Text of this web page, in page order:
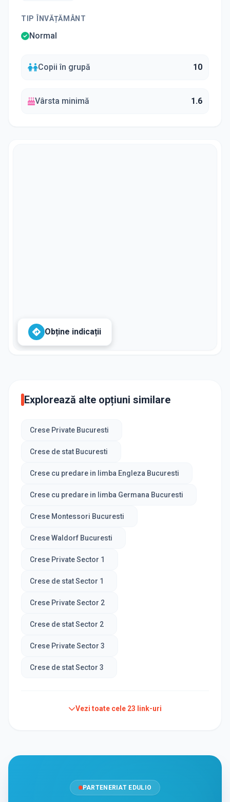
TIP ÎNVĂȚĂMÂNT
Normal
Copii în grupă 10
Vârsta minimă 1.6
Obține indicații
Explorează alte opțiuni similare
Crese Private Bucuresti
Crese de stat Bucuresti
Crese cu predare in limba Engleza Bucuresti
Crese cu predare in limba Germana Bucuresti
Crese Montessori Bucuresti
Crese Waldorf Bucuresti
Crese Private Sector 1
Crese de stat Sector 1
Crese Private Sector 2
Crese de stat Sector 2
Crese Private Sector 3
Crese de stat Sector 3
Vezi toate cele 23 link-uri
PARTENERIAT EDULIO